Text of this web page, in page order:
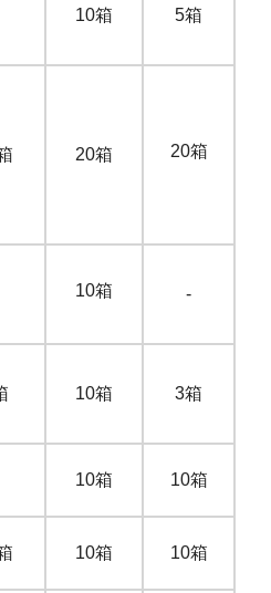
10箱 5箱
20箱 20箱
10箱 -
10箱 3箱
10箱 10箱
10箱 10箱